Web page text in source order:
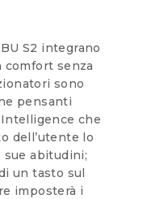
S2 integrano
senza
sono
pensanti
che
dell’utente lo
sue abitudini;
un tasto sul
imposterà i